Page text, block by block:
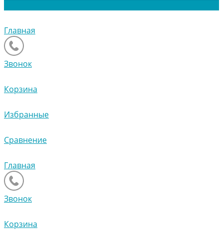
Главная
Звонок
Корзина
Избранные
Сравнение
Главная
Звонок
Корзина